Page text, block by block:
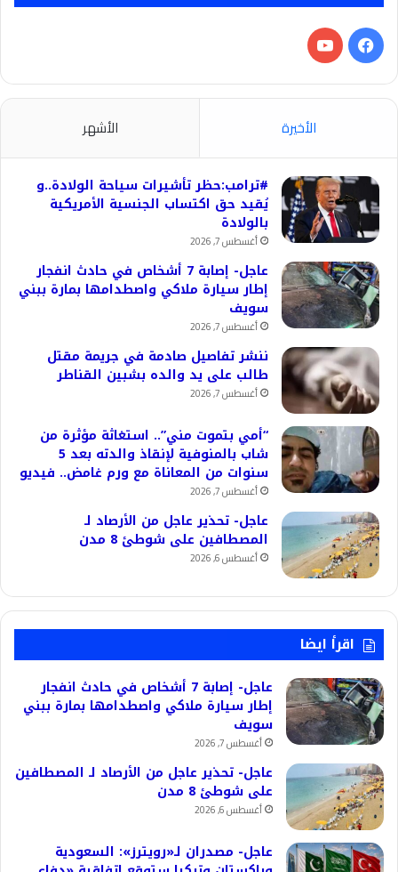
فيسبوك‫YouTube
الأخيرة الأشهر
#ترامب:حظر تأشيرات سياحة الولادة..و
يُقيد حق اكتساب الجنسية الأمريكية
بالولادة
أغسطس 7, 2026
عاجل- إصابة 7 أشخاص في حادث انفجار
إطار سيارة ملاكي واصطدامها بمارة ببني
سويف
أغسطس 7, 2026
ننشر تفاصيل صادمة في جريمة مقتل
طالب على يد والده بشبين القناطر
أغسطس 7, 2026
“أمي بتموت مني”.. استغاثة مؤثرة من
شاب بالمنوفية لإنقاذ والدته بعد 5
سنوات من المعاناة مع ورم غامض.. فيديو
أغسطس 7, 2026
عاجل- تحذير عاجل من الأرصاد لـ
المصطافين على شوطئ 8 مدن
أغسطس 6, 2026
اقرأ ايضا
عاجل- إصابة 7 أشخاص في حادث انفجار
إطار سيارة ملاكي واصطدامها بمارة ببني
سويف
أغسطس 7, 2026
عاجل- تحذير عاجل من الأرصاد لـ المصطافين
على شوطئ 8 مدن
أغسطس 6, 2026
عاجل- مصدران لـ«رويترز»: السعودية